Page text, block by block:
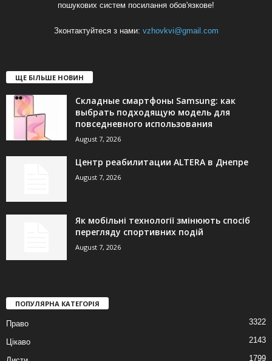
пошукових систем посилання обов'язкове!
Зконтактуйтеся з нами: vzhovkvi@gmail.com
ЩЕ БІЛЬШЕ НОВИН
Складные смартфоны Samsung: как
выбрать подходящую модель для
повседневного использования
August 7, 2026
Центр реабилитации ALTERA в Днепре
August 7, 2026
Як мобільні технології змінюють спосіб
перегляду спортивних подій
August 7, 2026
ПОПУЛЯРНА КАТЕГОРІЯ
Право 3322
Цікаво 2143
1799